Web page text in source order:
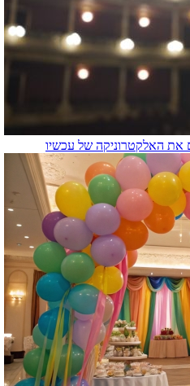
את האלקטרוניקה של עכשיו